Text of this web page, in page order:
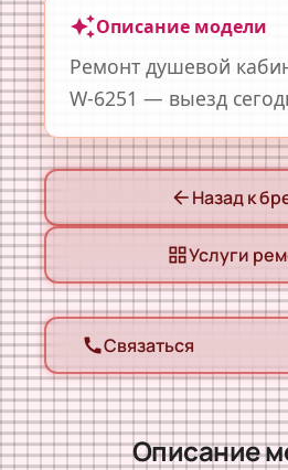
auto_awesomeОписание модели
Ремонт душевой
W-6251 — выезд
arrow_back Назад к
grid_viewУслуги
callСвязаться
Описание